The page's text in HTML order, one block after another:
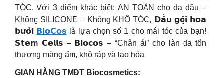
TÓC. Với 3 điểm khác biệt: AN TOÀN cho da đầu –
Không SILICONE – Không KHÔ TÓC, 𝗗𝗮̂̀𝘂 𝗴𝗼̣̂𝗶 𝗵𝗼𝗮
𝗯𝘂̛𝗼̛̉𝗶 𝗕𝗶𝗼𝗖𝗼𝘀 là lựa chọn số 1 cho mái tóc của bạn!
𝗦𝘁𝗲𝗺 𝗖𝗲𝗹𝗹𝘀 – 𝗕𝗶𝗼𝗰𝗼𝘀 – “Chân ái” cho làn da tổn
thương màng ẩm, khô ráp và lão hóa
GIAN HÀNG TMĐT Biocosmetics: